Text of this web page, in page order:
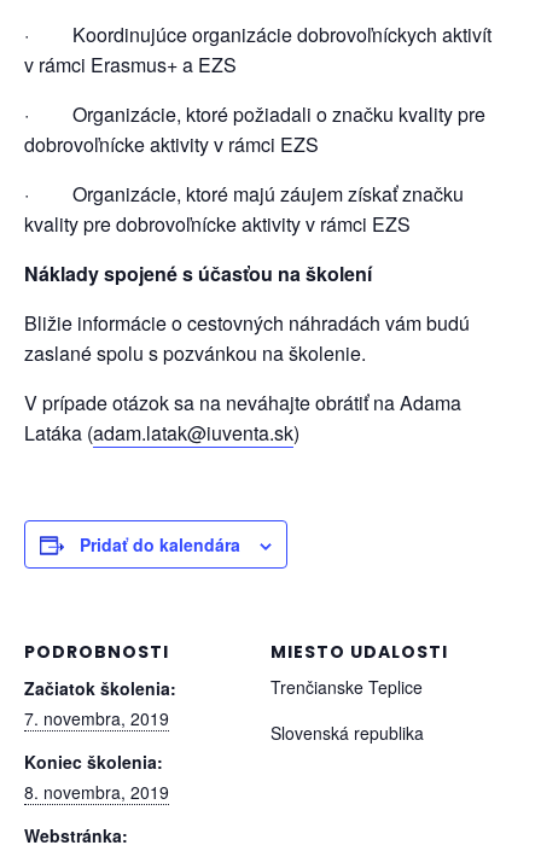
· Koordinujúce organizácie dobrovoľníckych aktivít
v rámci Erasmus+ a EZS
· Organizácie, ktoré požiadali o značku kvality pre
dobrovoľnícke aktivity v rámci EZS
· Organizácie, ktoré majú záujem získať značku
kvality pre dobrovoľnícke aktivity v rámci EZS
Náklady spojené s účasťou na školení
Bližie informácie o cestovných náhradách vám budú
zaslané spolu s pozvánkou na školenie.
V prípade otázok sa na neváhajte obrátiť na Adama
Latáka (adam.latak@iuventa.sk)
Pridať do kalendára
PODROBNOSTI
Začiatok školenia:
7. novembra, 2019
Koniec školenia:
8. novembra, 2019
Webstránka:
MIESTO UDALOSTI
Trenčianske Teplice
Slovenská republika